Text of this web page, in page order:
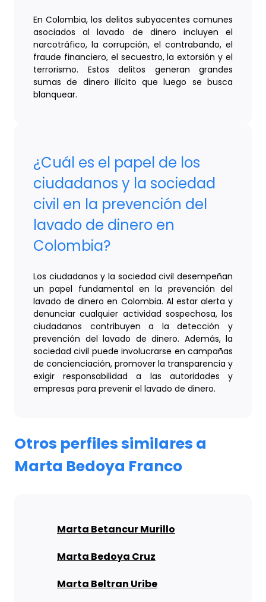
En Colombia, los delitos subyacentes comunes
asociados al lavado de dinero incluyen el
narcotráfico, la corrupción, el contrabando, el
fraude financiero, el secuestro, la extorsión y el
terrorismo. Estos delitos generan grandes
sumas de dinero ilícito que luego se busca
blanquear.
¿Cuál es el papel de los
ciudadanos y la sociedad
civil en la prevención del
lavado de dinero en
Colombia?
Los ciudadanos y la sociedad civil desempeñan
un papel fundamental en la prevención del
lavado de dinero en Colombia. Al estar alerta y
denunciar cualquier actividad sospechosa, los
ciudadanos contribuyen a la detección y
prevención del lavado de dinero. Además, la
sociedad civil puede involucrarse en campañas
de concienciación, promover la transparencia y
exigir responsabilidad a las autoridades y
empresas para prevenir el lavado de dinero.
Otros perfiles similares a
Marta Bedoya Franco
Marta Betancur Murillo
Marta Bedoya Cruz
Marta Beltran Uribe